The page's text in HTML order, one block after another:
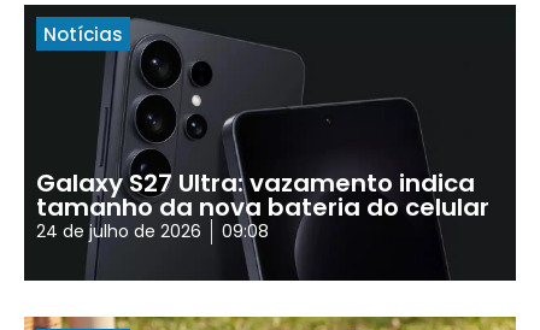
Notícias
Galaxy S27 Ultra: vazamento indica
tamanho da nova bateria do celular
24 de julho de 2026 09:08